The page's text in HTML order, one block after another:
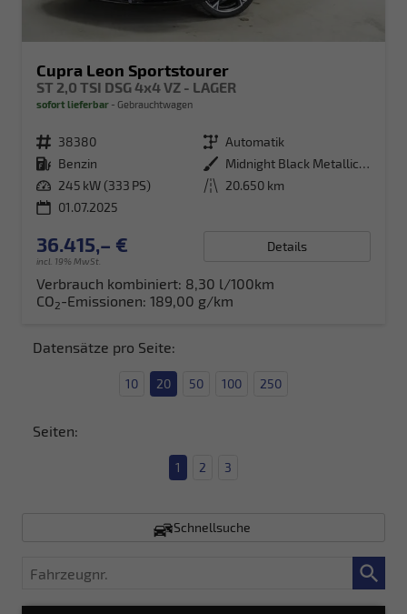
Cupra Leon Sportstourer
ST 2,0 TSI DSG 4x4 VZ - LAGER
sofort lieferbar Gebrauchtwagen
Fahrzeugnr. 38380 Getriebe Automatik
Kraftstoff Benzin Außenfarbe
Midnight Black Metallic (0E)
Leistung 245 kW (333 PS) Kilometerstand 20.650 km
01.07.2025
36.415,– €
incl. 19% MwSt.
Details
Verbrauch kombiniert: 8,30 l/100km
CO2-Emissionen: 189,00 g/km
Datensätze pro Seite:
10 20 50 100 250
Seiten:
1 2 3
Schnellsuche
Fahrzeugnr.